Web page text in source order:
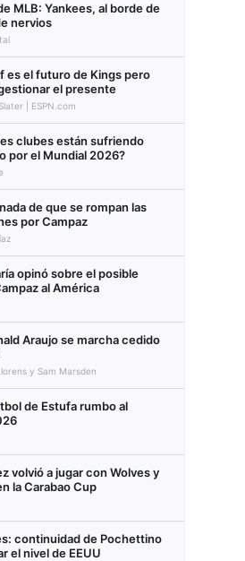
MLB: Yankees, al borde de
nervios
es el futuro de Kings pero
el presente
| ESPN.com
clubes están sufriendo
por el Mundial 2026?
de que se rompan las
por Campaz
opinó sobre el posible
al América
Araujo se marcha cedido
y Sam Marsden
de Estufa rumbo al
volvió a jugar con Wolves y
la Carabao Cup
continuidad de Pochettino
el nivel de EEUU